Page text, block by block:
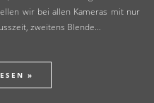
wir bei allen Kameras mit nur
zweitens Blende…
»